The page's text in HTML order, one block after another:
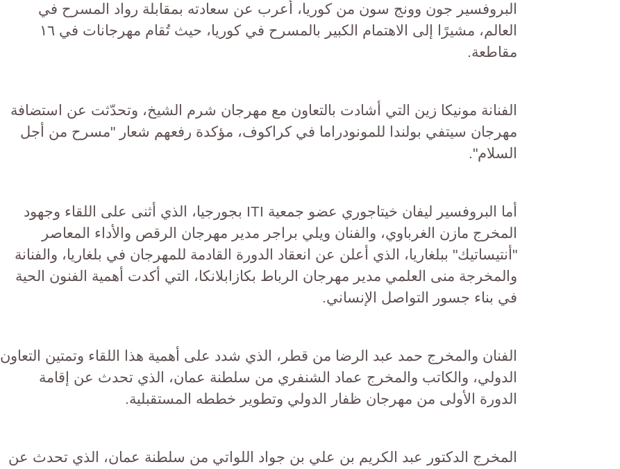
البروفسير جون وونج سون من كوريا، أعرب عن سعادته بمقابلة رواد المسرح في
العالم، مشيرًا إلى الاهتمام الكبير بالمسرح في كوريا، حيث تُقام مهرجانات في ١٦
مقاطعة.
الفنانة مونيكا زين التي أشادت بالتعاون مع مهرجان شرم الشيخ، وتحدّثت عن استضافة
مهرجان سيتفي بولندا للمونودراما في كراكوف، مؤكدة رفعهم شعار "مسرح من أجل
السلام".
أما البروفسير ليفان خيتاجوري عضو جمعية ITI بجورجيا، الذي أثنى على اللقاء وجهود
المخرج مازن الغرباوي، والفنان ويلي براجر مدير مهرجان الرقص والأداء المعاصر
"أنتيساتيك" ببلغاريا، الذي أعلن عن انعقاد الدورة القادمة للمهرجان في بلغاريا، والفنانة
والمخرجة منى العلمي مدير مهرجان الرباط بكازابلانكا، التي أكدت أهمية الفنون الحية
في بناء جسور التواصل الإنساني.
الفنان والمخرج حمد عبد الرضا من قطر، الذي شدد على أهمية هذا اللقاء وتمتين التعاون
الدولي، والكاتب والمخرج عماد الشنفري من سلطنة عمان، الذي تحدث عن إقامة
الدورة الأولى من مهرجان ظفار الدولي وتطوير خططه المستقبلية.
المخرج الدكتور عبد الكريم بن علي بن جواد اللواتي من سلطنة عمان، الذي تحدث عن